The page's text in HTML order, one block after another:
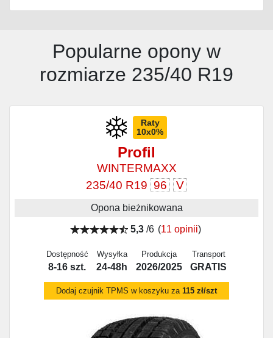
Popularne opony w
rozmiarze 235/40 R19
Raty
10x0%
Profil
WINTERMAXX
235/40 R19 96 V
Opona bieżnikowana
5,3/6 (11 opinii)
Dostępność
8-16 szt.
Wysyłka
24-48h
Produkcja
2026/2025
Transport
GRATIS
Dodaj czujnik TPMS w koszyku za 115 zł/szt